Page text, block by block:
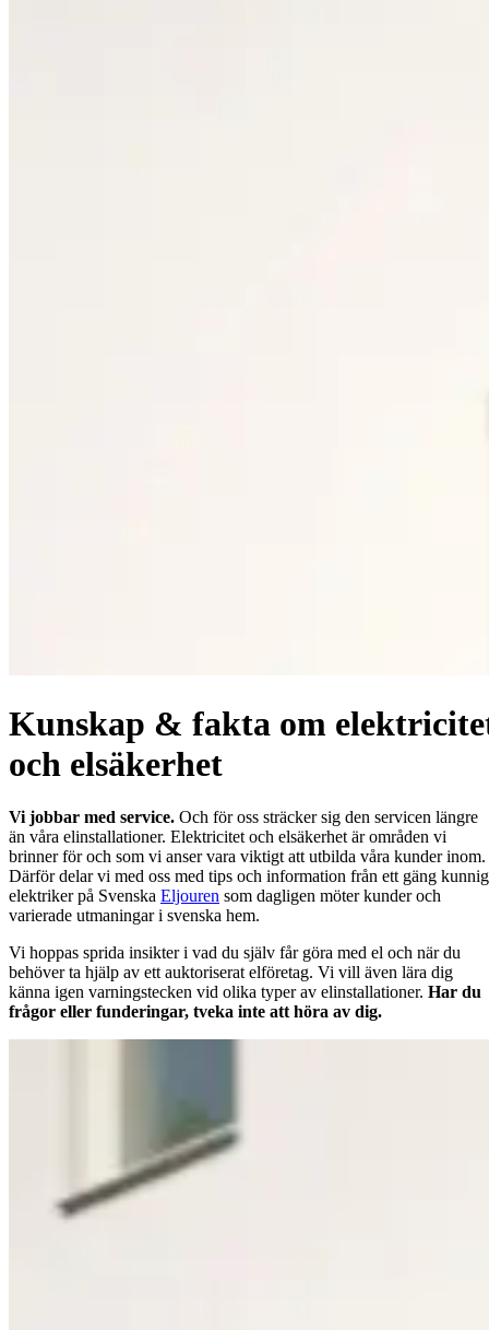
Kunskap & fakta om
och elsäkerhet
Vi jobbar med service. Och för oss sträcker sig den servicen längre
än våra elinstallationer. Elektricitet och elsäkerhet är områden vi
brinner för och som vi anser vara viktigt att utbilda våra kunder inom.
Därför delar vi med oss med tips och information från ett gäng
elektriker på Svenska Eljouren som dagligen möter kunder och
varierade utmaningar i svenska hem.
Vi hoppas sprida insikter i vad du själv får göra med el och när du
behöver ta hjälp av ett auktoriserat elföretag. Vi vill även lära dig
känna igen varningstecken vid olika typer av elinstallationer. Har du
frågor eller funderingar, tveka inte att höra av dig.